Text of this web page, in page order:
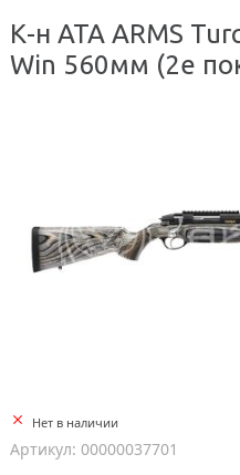
К-н ATA ARMS
Win 560мм (2е
Нет в наличии
Артикул: 00000037701